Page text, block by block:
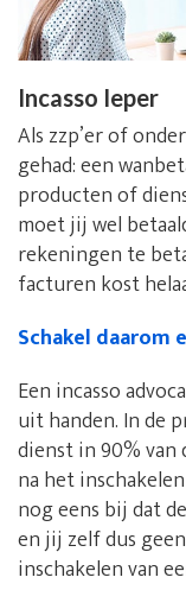
Incasso Ieper
Als zzp’er of
gehad: een
producten of
moet jij wel
rekeningen te
facturen kost
Schakel daarom
Een incasso
uit handen. In de
dienst in 90% van
na het
nog eens bij dat
en jij zelf dus
inschakelen van